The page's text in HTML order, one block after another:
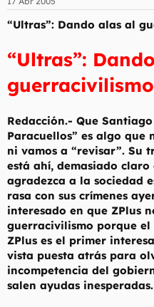
“Ultras”: Dando alas al
“Ultras”:
Redacción.- Que
Paracuellos” es algo que
ni vamos a “revisar”. Su
está ahí, demasiado
agradezca a la sociedad
rasa con sus crímenes
interesado en que ZPlus
guerracivilismo porque el
ZPlus es el primer
vista puesta atrás para
incompetencia del
salen ayudas inesperadas.